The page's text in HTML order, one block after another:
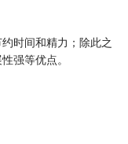
时间和精力；除此之
强等优点。